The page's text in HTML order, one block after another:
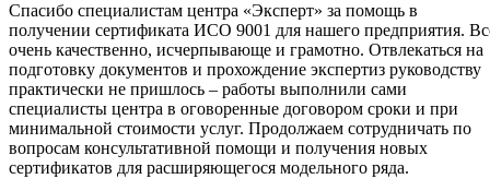
Спасибо специалистам центра «Эксперт» за помощь в
получении сертификата ИСО 9001 для нашего предприятия.
очень качественно, исчерпывающе и грамотно. Отвлекаться на
подготовку документов и прохождение экспертиз руководству
практически не пришлось – работы выполнили сами
специалисты центра в оговоренные договором сроки и при
минимальной стоимости услуг. Продолжаем сотрудничать по
вопросам консультативной помощи и получения новых
сертификатов для расширяющегося модельного ряда.